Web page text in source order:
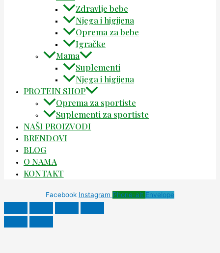
Zdravlje bebe
Njega i higijena
Oprema za bebe
Igračke
Mama
Suplementi
Njega i higijena
PROTEIN SHOP
Oprema za sportiste
Suplementi za sportiste
NAŠI PROIZVODI
BRENDOVI
BLOG
O NAMA
KONTAKT
Facebook Instagram Phone-alt Envelope